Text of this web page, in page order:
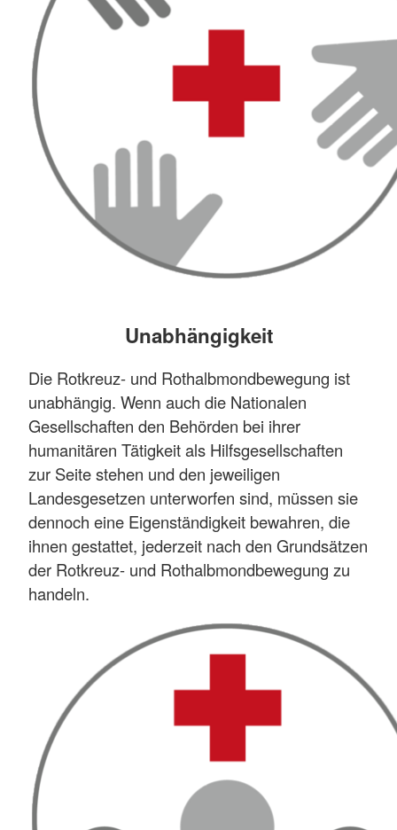
Unabhängigkeit
Die Rotkreuz- und Rothalbmondbewegung ist
unabhängig. Wenn auch die Nationalen
Gesellschaften den Behörden bei ihrer
humanitären Tätigkeit als Hilfsgesellschaften
zur Seite stehen und den jeweiligen
Landesgesetzen unterworfen sind, müssen sie
dennoch eine Eigenständigkeit bewahren, die
ihnen gestattet, jederzeit nach den Grundsätzen
der Rotkreuz- und Rothalbmondbewegung zu
handeln.